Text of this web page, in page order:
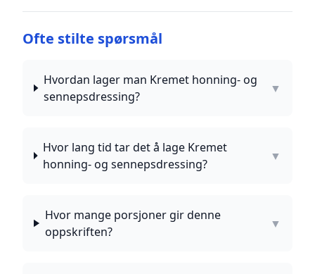
Ofte stilte spørsmål
Hvordan lager man Kremet honning- og
sennepsdressing?
▼
Hvor lang tid tar det å lage Kremet
honning- og sennepsdressing?
▼
Hvor mange porsjoner gir denne
oppskriften?
▼